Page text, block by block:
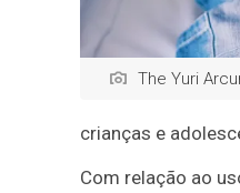
The Yuri
crianças e
Com relação ao